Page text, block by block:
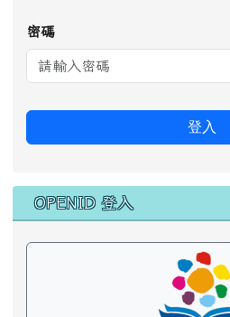
密碼
登入
OPENID 登入